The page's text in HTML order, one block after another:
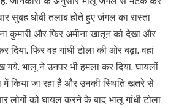
सुबह धोबी तलाब होते हुए जंगल का रास्ता
कुमारी और फिर अमीना खातून को देखा और
फिर वह गांधी टोला की ओर बढ़ा. वहां
गये. भालू ने उनपर भी हमला कर दिया. घायलों
किया जा रहा है और उनकी स्थिति खतरे से
लोगों को घायल करने के बाद भालू गांधी टोला